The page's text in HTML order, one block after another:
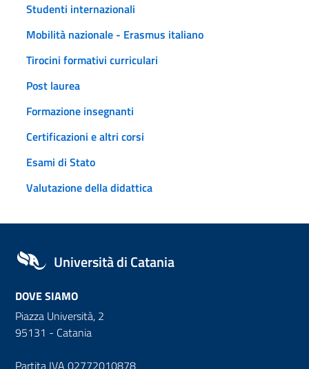
Studenti internazionali
Mobilità nazionale - Erasmus italiano
Tirocini formativi curriculari
Post laurea
Formazione insegnanti
Certificazioni e altri corsi
Esami di Stato
Valutazione della didattica
Università di Catania
DOVE SIAMO
Piazza Università, 2
95131 - Catania
Partita IVA 02772010878